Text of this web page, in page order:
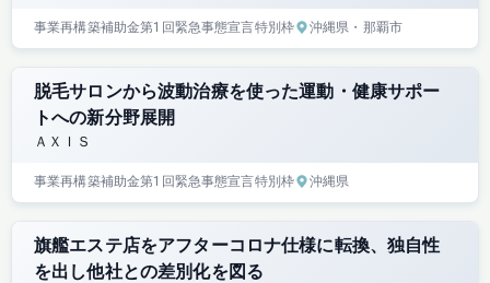
事業再構築補助金第1回緊急事態宣言特別枠 沖縄県 ・那覇市
脱毛サロンから波動治療を使った運動・健康サポー
トへの新分野展開
ＡＸＩＳ
事業再構築補助金第1回緊急事態宣言特別枠 沖縄県
旗艦エステ店をアフターコロナ仕様に転換、独自性
を出し他社との差別化を図る